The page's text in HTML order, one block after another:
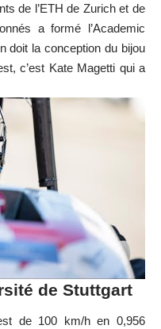
de l’ETH de Zurich et de
a formé l’Academic
doit la conception du bijou
c’est Kate Magetti qui a
de Stuttgart
de 100 km/h en 0,956